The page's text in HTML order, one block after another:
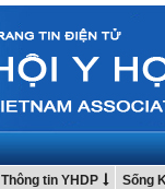
Thông tin YHDP Sống